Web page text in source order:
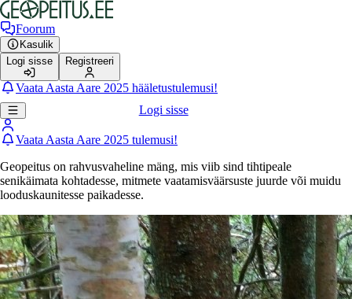
Foorum
Kasulik
Logi sisse
Registreeri
Vaata Aasta Aare 2025 hääletustulemusi!
Logi sisse
Vaata Aasta Aare 2025 tulemusi!
Geopeitus on rahvusvaheline mäng, mis viib sind tihtipeale
senikäimata kohtadesse, mitmete vaatamisväärsuste juurde või muidu
looduskaunitesse paikadesse.